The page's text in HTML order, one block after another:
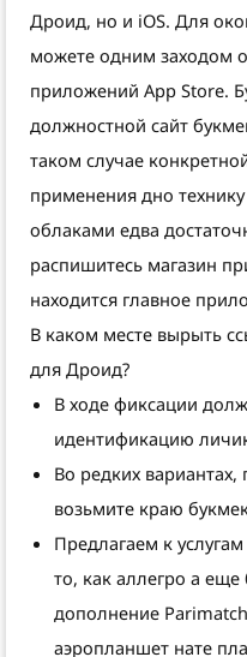
Дроид, но и iOS. Для
можете одним заходом
приложений App Store.
должностной сайт
таком случае
применения дно
облаками едва
распишитесь магазин
находится главное
В каком месте вырыть
для Дроид?
В ходе фиксации
идентификацию
Во редких
возьмите краю
Предлагаем к
то, как аллегро а
дополнение
аэропланшет нате